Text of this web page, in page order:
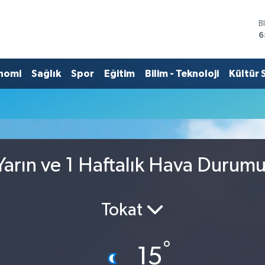
Sağlık Spor Eğitim Bilim - Teknoloji Kültür
ve 1 Haftalık Hava
Tokat
15°